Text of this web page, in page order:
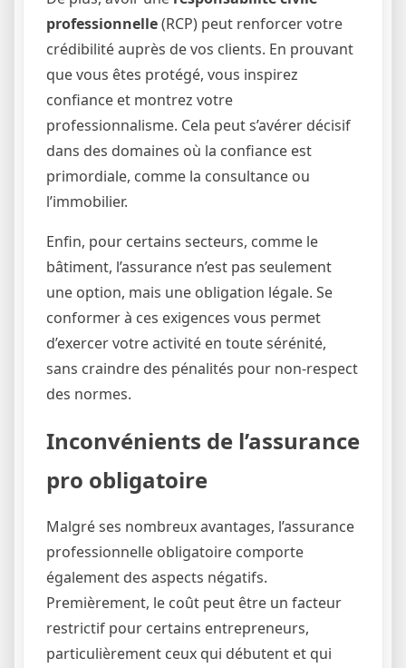
professionnelle(RCP) peut renforcer votre
crédibilité auprès de vos clients. En prouvant
que vous êtes protégé, vous inspirez
confiance et montrez votre
professionnalisme. Cela peut s’avérer décisif
dans des domaines où la confiance est
primordiale, comme la consultance ou
l’immobilier.
Enfin, pour certains secteurs, comme le
bâtiment, l’assurance n’est pas seulement
une option, mais une obligation légale. Se
conformer à ces exigences vous permet
d’exercer votre activité en toute sérénité,
sans craindre des pénalités pour non-respect
des normes.
Inconvénients de l’assurance
pro obligatoire
Malgré ses nombreux avantages, l’assurance
professionnelle obligatoire comporte
également des aspects négatifs.
Premièrement, le coût peut être un facteur
restrictif pour certains entrepreneurs,
particulièrement ceux qui débutent et qui